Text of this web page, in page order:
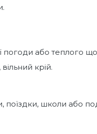
погоди або теплого
крій.
школи або